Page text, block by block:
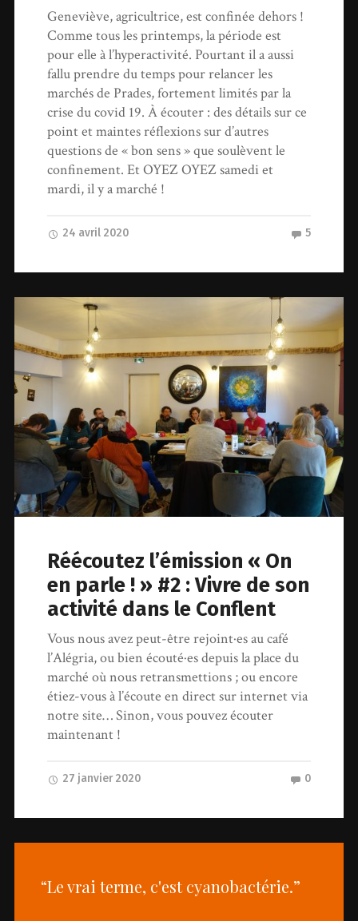
Geneviève, agricultrice, est confinée dehors !
Comme tous les printemps, la période est
pour elle à l’hyperactivité. Pourtant il a aussi
fallu prendre du temps pour relancer les
marchés de Prades, fortement limités par la
crise du covid 19. À écouter : des détails sur ce
point et maintes réflexions sur d’autres
questions de « bon sens » que soulèvent le
confinement. Et OYEZ OYEZ samedi et
mardi, il y a marché !
24 avril 2020 5
Réécoutez l’émission « On
en parle ! » #2 : Vivre de son
activité dans le Conflent
Vous nous avez peut-être rejoint·es au café
l’Alégria, ou bien écouté·es depuis la place du
marché où nous retransmettions ; ou encore
étiez-vous à l’écoute en direct sur internet via
notre site… Sinon, vous pouvez écouter
maintenant !
27 janvier 2020 0
“Le vrai terme, c'est cyanobactérie.”